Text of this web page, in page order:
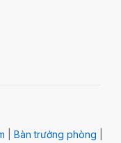
Bàn trưởng phòng